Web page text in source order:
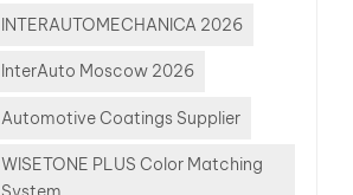
INTERAUTOMECHANICA 2026
InterAuto Moscow 2026
Automotive Coatings Supplier
WISETONE PLUS Color Matching